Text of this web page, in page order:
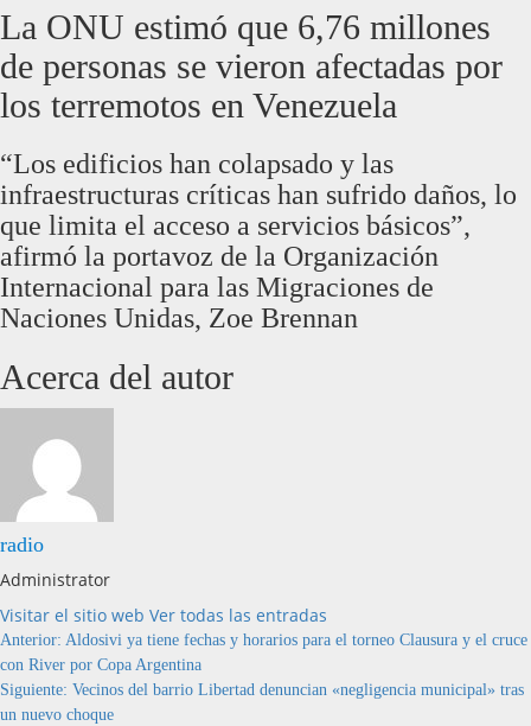
La ONU estimó que 6,76 millones
de personas se vieron afectadas por
los terremotos en Venezuela
“Los edificios han colapsado y las
infraestructuras críticas han sufrido daños, lo
que limita el acceso a servicios básicos”,
afirmó la portavoz de la Organización
Internacional para las Migraciones de
Naciones Unidas, Zoe Brennan
Acerca del autor
radio
Administrator
Visitar el sitio web Ver todas las entradas
Anterior: Aldosivi ya tiene fechas y horarios para el torneo Clausura y el cruce
con River por Copa Argentina
Siguiente: Vecinos del barrio Libertad denuncian «negligencia municipal» tras
un nuevo choque